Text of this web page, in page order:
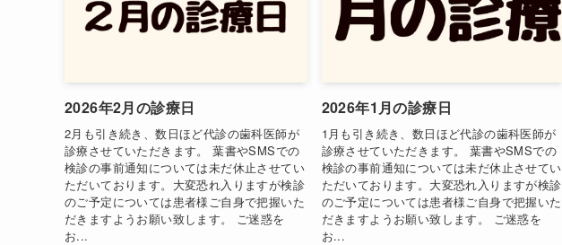
2026年2月の診療日
2月も引き続き、数日ほど代診の歯科医師が
診療させていただきます。 葉書やSMSでの
検診の事前通知については未だ休止させてい
ただいております。大変恐れ入りますが検診
のご予定については患者様ご自身で把握いた
だきますようお願い致します。 ご迷惑を
お...
2026年1月の診療日
1月も引き続き、数日ほど代診の歯科医師が
診療させていただきます。 葉書やSMSでの
検診の事前通知については未だ休止させてい
ただいております。大変恐れ入りますが検診
のご予定については患者様ご自身で把握いた
だきますようお願い致します。 ご迷惑を
お...